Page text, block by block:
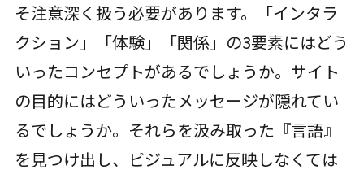
そ注意深く扱う必要があります。「インタラ
クション」「体験」「関係」の3要素にはどう
いったコンセプトがあるでしょうか。サイト
の目的にはどういったメッセージが隠れてい
るでしょうか。それらを汲み取った『言語』
を見つけ出し、ビジュアルに反映しなくては